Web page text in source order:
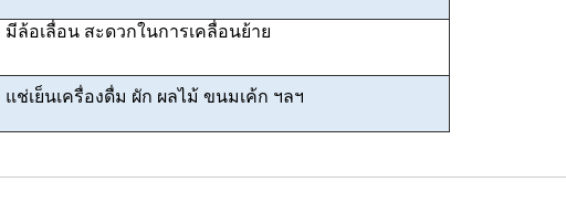
มีล้อเลื่อน สะดวกในการเคลื่อนย้าย
แช่เย็นเครื่องดื่ม ผัก ผลไม้ ขนมเค้ก ฯลฯ